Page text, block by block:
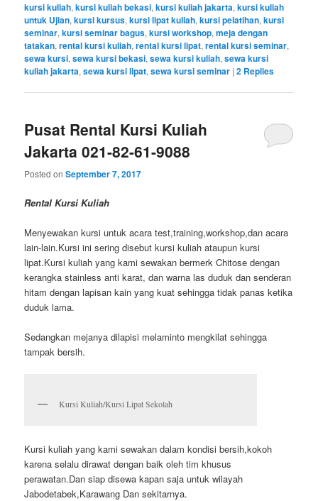
kursi kuliah,kursi kuliah bekasi,kursi kuliah jakarta,kursi kuliah
untuk Ujian,kursi kursus,kursi lipat kuliah,kursi pelatihan,kursi
seminar,kursi seminar bagus,kursi workshop,meja dengan
tatakan,rental kursi kuliah,rental kursi lipat,rental kursi seminar,
sewa kursi,sewa kursi bekasi,sewa kursi kuliah,sewa kursi
kuliah jakarta,sewa kursi lipat,sewa kursi seminar |2 Replies
Pusat Rental Kursi Kuliah
Jakarta 021-82-61-9088
Posted onSeptember 7, 2017
Rental Kursi Kuliah
Menyewakan kursi untuk acara test,training,workshop,dan acara
lain-lain.Kursi ini sering disebut kursi kuliah ataupun kursi
lipat.Kursi kuliah yang kami sewakan bermerk Chitose dengan
kerangka stainless anti karat, dan warna las duduk dan senderan
hitam dengan lapisan kain yang kuat sehingga tidak panas ketika
duduk lama.
Sedangkan mejanya dilapisi melaminto mengkilat sehingga
tampak bersih.
Kursi Kuliah/Kursi Lipat Sekolah
Kursi kuliah yang kami sewakan dalam kondisi bersih,kokoh
karena selalu dirawat dengan baik oleh tim khusus
perawatan.Dan siap disewa kapan saja untuk wilayah
Jabodetabek,Karawang Dan sekitarnya.